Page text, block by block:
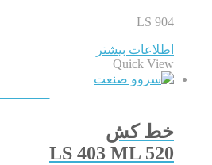
LS 904
اطلاعات بیشتر
Quick View
خط کش
LS 403 ML 520